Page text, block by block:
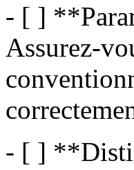
- [ ]
Assurez-
- [ ]